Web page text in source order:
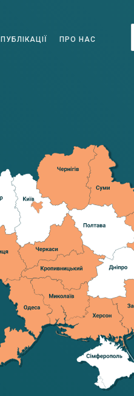
ПУБЛІКАЦІЇ ПРО НАС